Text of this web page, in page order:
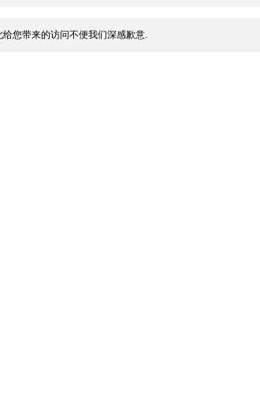
您带来的访问不便我们深感歉意.